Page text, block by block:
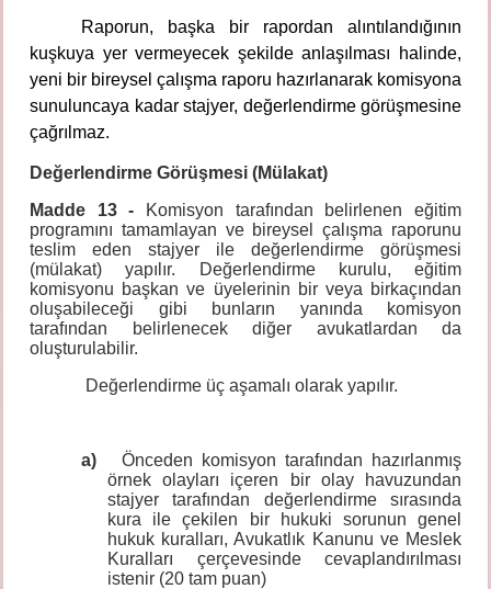
Raporun, başka bir rapordan alıntılandığının
kuşkuya yer vermeyecek şekilde anlaşılması halinde,
yeni bir bireysel çalışma raporu hazırlanarak komisyona
sunuluncaya kadar stajyer, değerlendirme görüşmesine
çağrılmaz.
Değerlendirme Görüşmesi (Mülakat)
Madde 13 -
Komisyon tarafından belirlenen eğitim
programını tamamlayan ve bireysel çalışma raporunu
teslim eden stajyer ile değerlendirme görüşmesi
(mülakat) yapılır. Değerlendirme kurulu, eğitim
komisyonu başkan ve üyelerinin bir veya birkaçından
oluşabileceği gibi bunların yanında komisyon
tarafından belirlenecek diğer avukatlardan da
oluşturulabilir.
Değerlendirme üç aşamalı olarak yapılır.
a)
Önceden komisyon tarafından hazırlanmış
örnek olayları içeren bir olay havuzundan
stajyer tarafından değerlendirme sırasında
kura ile çekilen bir hukuki sorunun genel
hukuk kuralları, Avukatlık Kanunu ve Meslek
Kuralları çerçevesinde cevaplandırılması
istenir (20 tam puan)